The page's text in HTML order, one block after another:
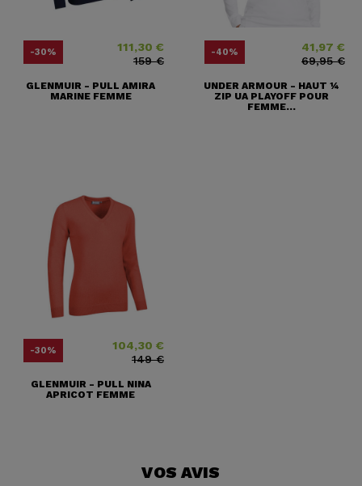
-30% 111,30 €
Prix ​​habituel
159 €
GLENMUIR - PULL AMIRA
MARINE FEMME
-40% 41,97 €
Prix ​​habituel
69,95 €
UNDER ARMOUR - HAUT ¼
ZIP UA PLAYOFF POUR
FEMME...
-30% 104,30 €
Prix ​​habituel
149 €
GLENMUIR - PULL NINA
APRICOT FEMME
VOS AVIS